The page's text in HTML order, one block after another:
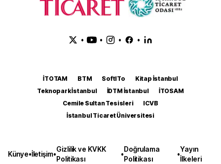
• • • •
İTOTAM BTM SoftITo
Kitap İstanbul
Teknopark İstanbul
İDTM İstanbul
İTOSAM
Cemile Sultan Tesisleri
ICVB
İstanbul Ticaret Üniversitesi
Künye•İletişim•
Gizlilik ve KVKK
Politikası
•
Doğrulama
Politikası
•
Yayın
İlkeleri